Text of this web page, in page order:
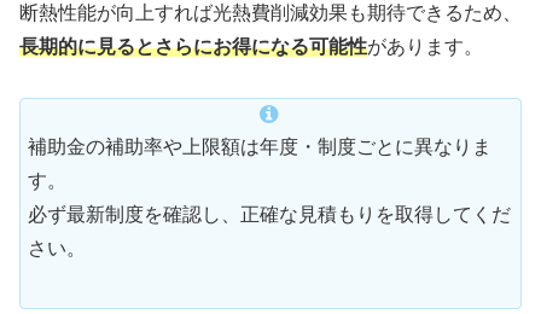
断熱性能が向上すれば光熱費削減効果も期待できるため、
長期的に見るとさらにお得になる可能性があります。
補助金の補助率や上限額は年度・制度ごとに異なりま
す。
必ず最新制度を確認し、正確な見積もりを取得してくだ
さい。